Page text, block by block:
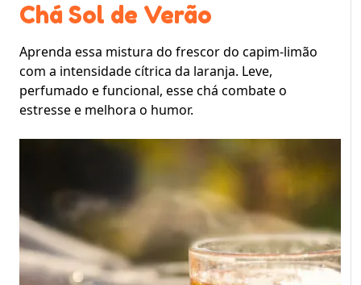
Chá Sol de Verão
Aprenda essa mistura do frescor do capim-limão
com a intensidade cítrica da laranja. Leve,
perfumado e funcional, esse chá combate o
estresse e melhora o humor.